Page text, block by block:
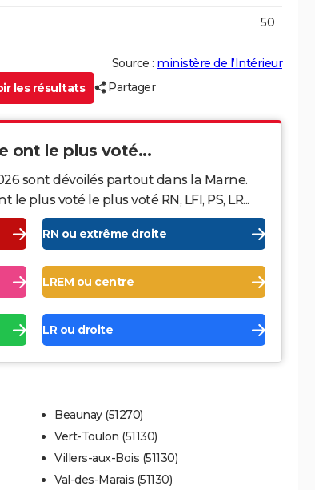
50
Source : ministère de l’Intérieur
les résultats
Partager
ont le plus voté...
sont dévoilés partout dans la Marne.
plus voté le plus voté RN, LFI, PS, LR...
RN ou extrême droite
LREM ou centre
LR ou droite
Beaunay (51270)
Vert-Toulon (51130)
Villers-aux-Bois (51130)
Val-des-Marais (51130)